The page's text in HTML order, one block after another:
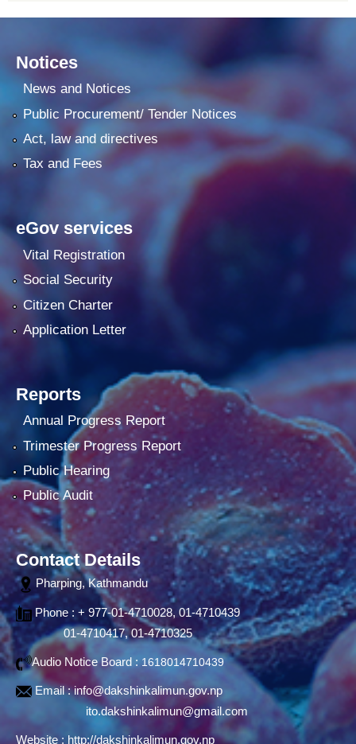
Notices
News and Notices
Public Procurement/ Tender Notices
Act, law and directives
Tax and Fees
eGov services
Vital Registration
Social Security
Citizen Charter
Application Letter
Reports
Annual Progress Report
Trimester Progress Report
Public Hearing
Public Audit
Contact Details
Pharping, Kathmandu
Phone : + 977-01-4710028, 01-4710439
01-4710417, 01-4710325
Audio Notice Board : 1618014710439
Email :info@dakshinkalimun.gov.np
ito.dakshinkalimun@gmail.com
Website : http://dakshinkalimun.gov.np